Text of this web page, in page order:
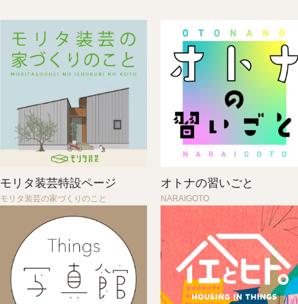
モリタ装芸特設ページ
モリタ装芸の家づくりのこと
オトナの習いごと
NARAIGOTO